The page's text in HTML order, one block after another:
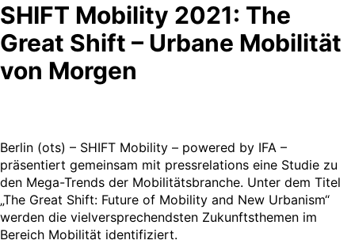
SHIFT Mobility 2021: The
Great Shift – Urbane Mobilität
von Morgen
Berlin (ots) – SHIFT Mobility – powered by IFA –
präsentiert gemeinsam mit pressrelations eine Studie zu
den Mega-Trends der Mobilitätsbranche. Unter dem Titel
„The Great Shift: Future of Mobility and New Urbanism“
werden die vielversprechendsten Zukunftsthemen im
Bereich Mobilität identifiziert.